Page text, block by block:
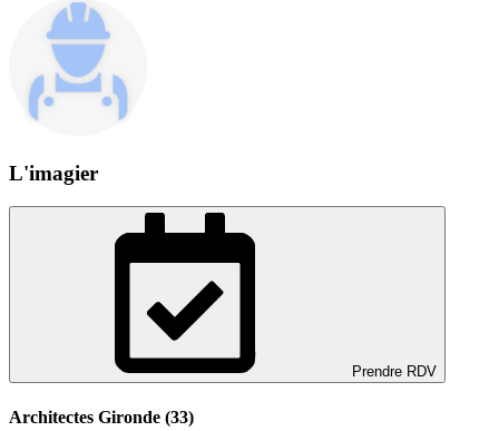
L'imagier
Prendre RDV
Architectes Gironde (33)